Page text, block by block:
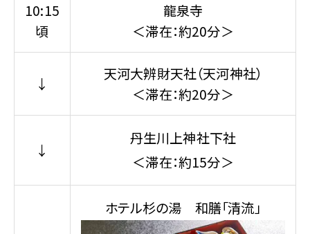
10:15
頃
龍泉寺
＜滞在：約20分＞
↓
天河大辨財天社（天河神社）
＜滞在：約20分＞
↓
丹生川上神社下社
＜滞在：約15分＞
ホテル杉の湯 和膳「清流」